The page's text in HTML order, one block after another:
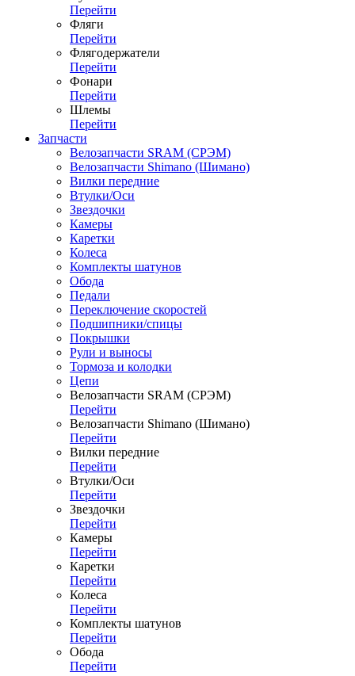
Перейти
Фляги
Перейти
Флягодержатели
Перейти
Фонари
Перейти
Шлемы
Перейти
Запчасти
Велозапчасти SRAM (СРЭМ)
Велозапчасти Shimano (Шимано)
Вилки передние
Втулки/Оси
Звездочки
Камеры
Каретки
Колеса
Комплекты шатунов
Обода
Педали
Переключение скоростей
Подшипники/спицы
Покрышки
Рули и выносы
Тормоза и колодки
Цепи
Велозапчасти SRAM (СРЭМ)
Перейти
Велозапчасти Shimano (Шимано)
Перейти
Вилки передние
Перейти
Втулки/Оси
Перейти
Звездочки
Перейти
Камеры
Перейти
Каретки
Перейти
Колеса
Перейти
Комплекты шатунов
Перейти
Обода
Перейти